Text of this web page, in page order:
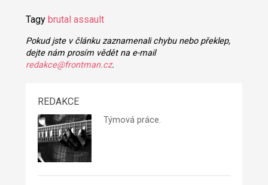
Tagy brutal assault
Pokud jste v článku zaznamenali chybu nebo překlep,
dejte nám prosím vědět na e-mail
redakce@frontman.cz.
REDAKCE
Týmová práce.